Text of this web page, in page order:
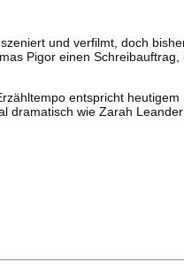
und verfilmt, doch
Pigor einen
entspricht
wie Zarah